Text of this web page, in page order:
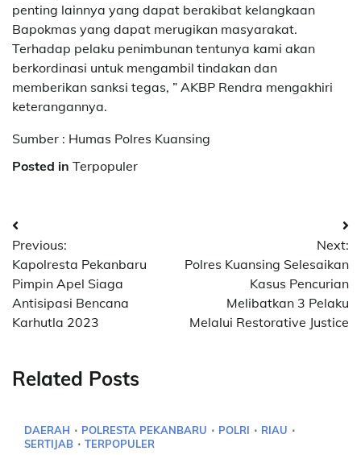
penting lainnya yang dapat berakibat kelangkaan
Bapokmas yang dapat merugikan masyarakat.
Terhadap pelaku penimbunan tentunya kami akan
berkordinasi untuk mengambil tindakan dan
memberikan sanksi tegas, ” AKBP Rendra mengakhiri
keterangannya.
Sumber : Humas Polres Kuansing
Posted in Terpopuler
Navigasi
pos
Previous:
Kapolresta Pekanbaru
Pimpin Apel Siaga
Antisipasi Bencana
Karhutla 2023
Next:
Polres Kuansing Selesaikan
Kasus Pencurian
Melibatkan 3 Pelaku
Melalui Restorative Justice
Related Posts
DAERAH POLRESTA PEKANBARU POLRI
RIAU
SERTIJAB
TERPOPULER